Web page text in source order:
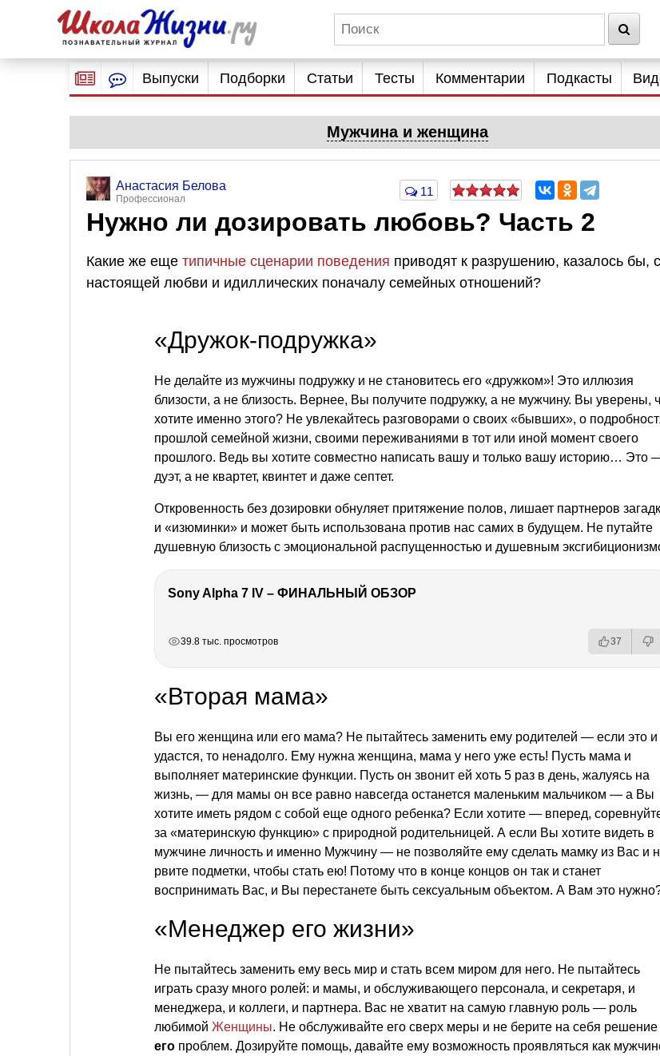
Выпуски Подборки Статьи Тесты Комментарии Подкасты
Мужчина и женщина
Анастасия Белова
Профессионал
11
Нужно ли дозировать любовь? Часть 2
Какие же еще типичные сценарии поведения приводят к разрушению, казалось бы,
настоящей любви и идиллических поначалу семейных отношений?
«Дружок-подружка»
Не делайте из мужчины подружку и не становитесь его «дружком»! Это иллюзия
близости, а не близость. Вернее, Вы получите подружку, а не мужчину. Вы уверены,
хотите именно этого? Не увлекайтесь разговорами о своих «бывших», о
прошлой семейной жизни, своими переживаниями в тот или иной момент своего
прошлого. Ведь вы хотите совместно написать вашу и только вашу историю… Это
дуэт, а не квартет, квинтет и даже септет.
Откровенность без дозировки обнуляет притяжение полов, лишает партнеров
и «изюминки» и может быть использована против нас самих в будущем. Не путайте
душевную близость с эмоциональной распущенностью и душевным
Sony Alpha 7 IV – ФИНАЛЬНЫЙ ОБЗОР
39.8 тыс. просмотров 37
«Вторая мама»
Вы его женщина или его мама? Не пытайтесь заменить ему родителей — если это и
удастся, то ненадолго. Ему нужна женщина, мама у него уже есть! Пусть мама и
выполняет материнские функции. Пусть он звонит ей хоть 5 раз в день, жалуясь на
жизнь, — для мамы он все равно навсегда останется маленьким мальчиком — а Вы
хотите иметь рядом с собой еще одного ребенка? Если хотите — вперед,
за «материнскую функцию» с природной родительницей. А если Вы хотите видеть в
мужчине личность и именно Мужчину — не позволяйте ему сделать мамку из Вас и
рвите подметки, чтобы стать ею! Потому что в конце концов он так и станет
воспринимать Вас, и Вы перестанете быть сексуальным объектом. А Вам это
«Менеджер его жизни»
Не пытайтесь заменить ему весь мир и стать всем миром для него. Не пытайтесь
играть сразу много ролей: и мамы, и обслуживающего персонала, и секретаря, и
менеджера, и коллеги, и партнера. Вас не хватит на самую главную роль — роль
любимой Женщины. Не обслуживайте его сверх меры и не берите на себя решение
его проблем. Дозируйте помощь, давайте ему возможность проявляться как